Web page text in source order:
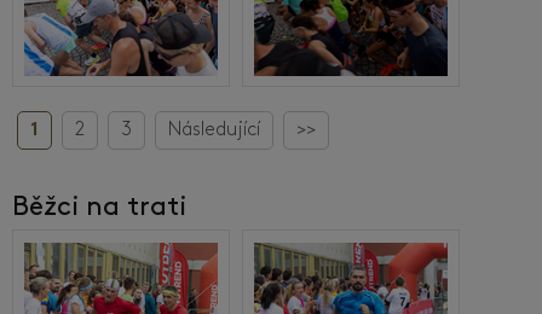
1 2 3 Následující >>
Běžci na trati